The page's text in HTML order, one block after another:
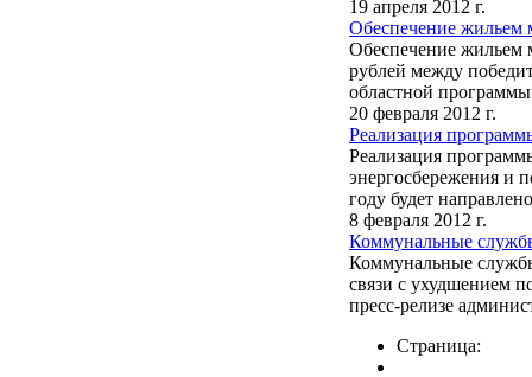
19 апреля 2012 г.
Обеспечение жильем
Обеспечение жильем
рублей между
областной
20 февраля 2012 г.
Реализация
Реализация
энергосбережения и
году будет
8 февраля 2012 г.
Коммунальные
Коммунальные
связи с ухудшением
пресс-релизе
Страница: